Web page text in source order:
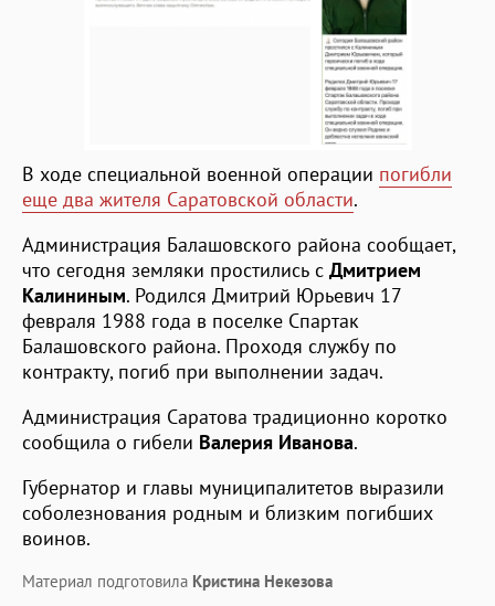
В ходе специальной военной операции погибли
еще два жителя Саратовской области.
Администрация Балашовского района сообщает,
что сегодня земляки простились с Дмитрием
Калининым. Родился Дмитрий Юрьевич 17
февраля 1988 года в поселке Спартак
Балашовского района. Проходя службу по
контракту, погиб при выполнении задач.
Администрация Саратова традиционно коротко
сообщила о гибели Валерия Иванова.
Губернатор и главы муниципалитетов выразили
соболезнования родным и близким погибших
воинов.
Материал подготовила Кристина Некезова